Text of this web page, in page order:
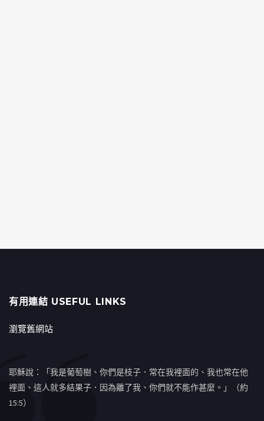
有用連結 USEFUL LINKS
瀏覽舊網站
耶穌說：「我是葡萄樹、你們是枝子．常在我裡面的、我也常在他
裡面、這人就多結果子．因為離了我、你們就不能作甚麼。」（約
15:5）